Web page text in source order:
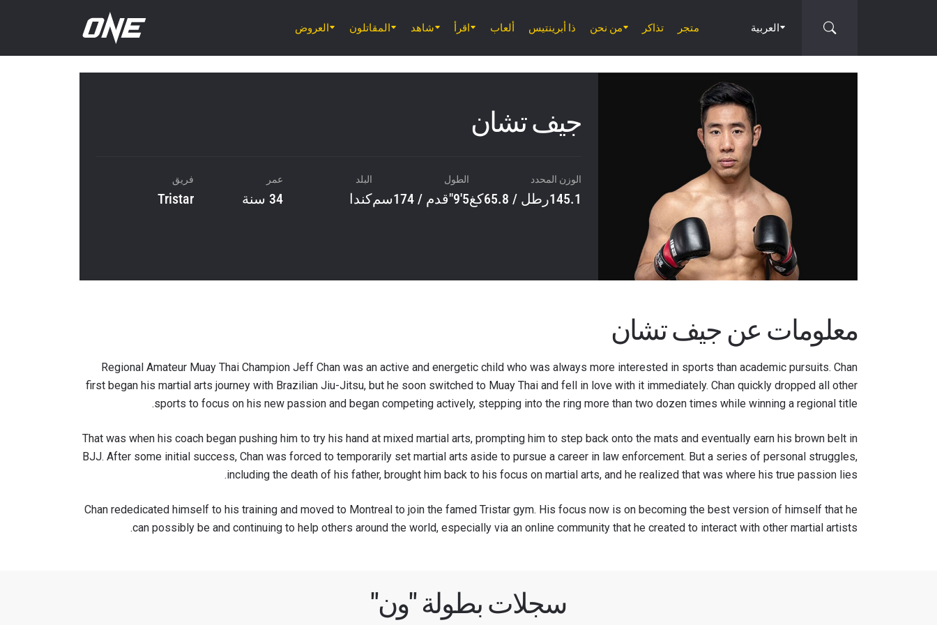
العروض المقاتلون شاهد اقرأ ألعاب ذا أبرينتيس من نحن تذاكر متجر العربية
جيف تشان
الوزن المحدد
145.1رطل / 65.8كغ
الطول
5'9"قدم / 174سم
البلد
كندا
عمر
34 سنة
فريق
Tristar
معلومات عن جيف تشان
Regional Amateur Muay Thai Champion Jeff Chan was an active and energetic child who was always more interested in sports than academic pursuits. Chan
first began his martial arts journey with Brazilian Jiu-Jitsu, but he soon switched to Muay Thai and fell in love with it immediately. Chan quickly dropped all other
sports to focus on his new passion and began competing actively, stepping into the ring more than two dozen times while winning a regional title.
That was when his coach began pushing him to try his hand at mixed martial arts, prompting him to step back onto the mats and eventually earn his brown belt in
BJJ. After some initial success, Chan was forced to temporarily set martial arts aside to pursue a career in law enforcement. But a series of personal struggles,
including the death of his father, brought him back to his focus on martial arts, and he realized that was where his true passion lies.
Chan rededicated himself to his training and moved to Montreal to join the famed Tristar gym. His focus now is on becoming the best version of himself that he
can possibly be and continuing to help others around the world, especially via an online community that he created to interact with other martial artists.
سجلات بطولة "ون"
المنافس
ابق على اطّلاع